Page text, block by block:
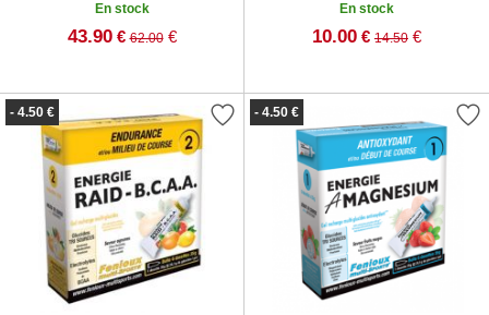
En stock
43.90 € 62.00€
En stock
10.00 € 14.50 €
- 4.50 € - 4.50 €